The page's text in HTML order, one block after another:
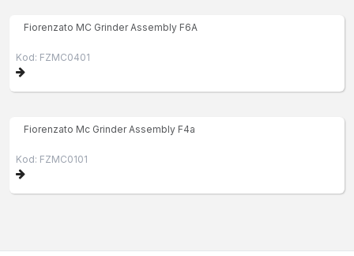
Fiorenzato MC Grinder Assembly F6A
Kod: FZMC0401
Fiorenzato Mc Grinder Assembly F4a
Kod: FZMC0101